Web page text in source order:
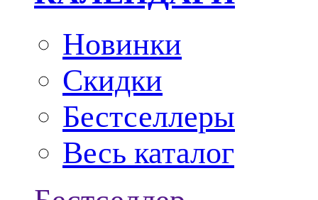
Новинки
Скидки
Бестселлеры
Весь каталог